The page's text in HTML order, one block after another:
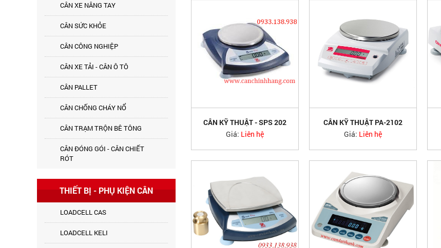
CÂN XE NÂNG TAY
CÂN SỨC KHỎE
CÂN CÔNG NGHIỆP
CÂN XE TẢI - CÂN Ô TÔ
CÂN PALLET
CÂN CHỐNG CHÁY NỔ
CÂN TRẠM TRỘN BÊ TÔNG
CÂN ĐÓNG GÓI - CÂN CHIẾT
RÓT
THIẾT BỊ - PHỤ KIỆN CÂN
LOADCELL CAS
LOADCELL KELI
CÂN KỸ THUẬT - SPS 202
OHAUS
Giá: Liên hệ
CÂN KỸ THUẬT PA-2102
OHAUS
Giá: Liên hệ